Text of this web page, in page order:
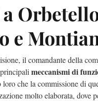
e
il comandante della
meccanismi di
loro che la commissione di
molto elaborata, dove